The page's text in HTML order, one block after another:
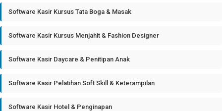
Software Kasir Kursus Tata Boga & Masak
Software Kasir Kursus Menjahit & Fashion Designer
Software Kasir Daycare & Penitipan Anak
Software Kasir Pelatihan Soft Skill & Keterampilan
Software Kasir Hotel & Penginapan